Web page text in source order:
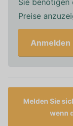
Sie benötigen
Preise
Anmelden
Melden Sie
wenn